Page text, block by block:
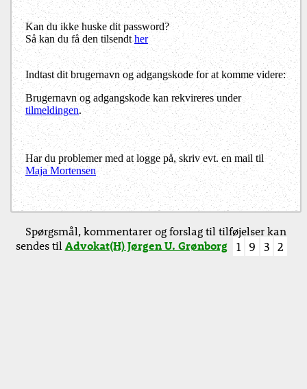
Kan du ikke huske dit password?
Så kan du få den tilsendther
Indtast dit brugernavn og adgangskode for at komme videre:
Brugernavn og adgangskode kan rekvireres under
tilmeldingen.
Har du problemer med at logge på, skriv evt. en mail til
Maja Mortensen
Spørgsmål, kommentarer og forslag til tilføjelser kan
sendes tilAdvokat(H) Jørgen U. Grønborg 1 9 3 2